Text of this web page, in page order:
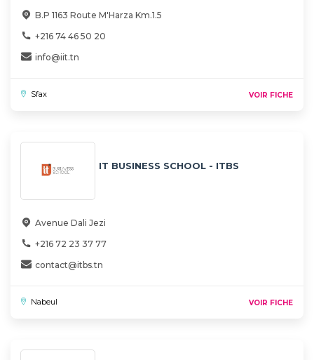
B.P 1163 Route M'Harza Km.1.5
+216 74 46 50 20
info@iit.tn
Sfax VOIR FICHE
IT BUSINESS SCHOOL - ITBS
Avenue Dali Jezi
+216 72 23 37 77
contact@itbs.tn
Nabeul VOIR FICHE